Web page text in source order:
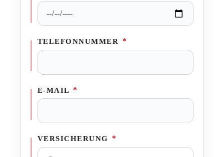
TELEFONNUMMER *
E-MAIL *
VERSICHERUNG *